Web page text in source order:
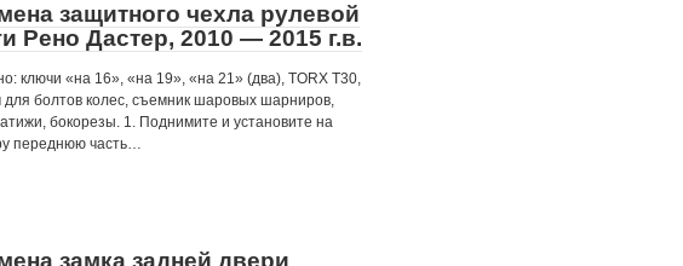
защитного чехла рулевой
Рено Дастер, 2010 — 2015 г.в.
ключи «на 16», «на 19», «на 21» (два), TORX Т30,
для болтов колес, съемник шаровых шарниров,
бокорезы. 1. Поднимите и установите на
переднюю часть…
замка задней двери